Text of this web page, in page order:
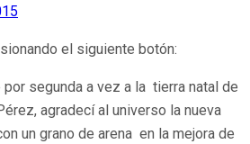
el siguiente botón:
por segunda a vez a la tierra natal de
agradecí al universo la nueva
un grano de arena en la mejora de